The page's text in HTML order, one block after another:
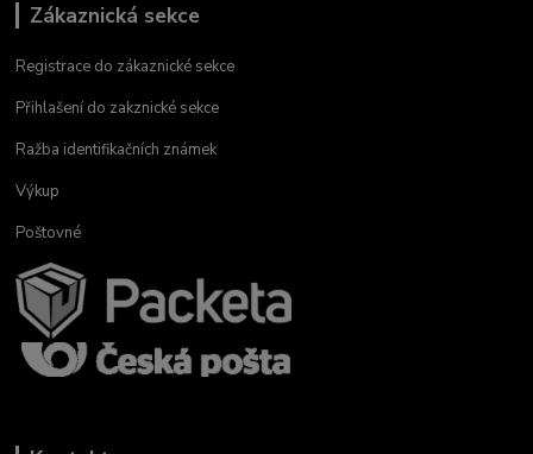
Zákaznická sekce
Registrace do zákaznické sekce
Přihlašení do zakznické sekce
Ražba identifikačních známek
Výkup
Poštovné